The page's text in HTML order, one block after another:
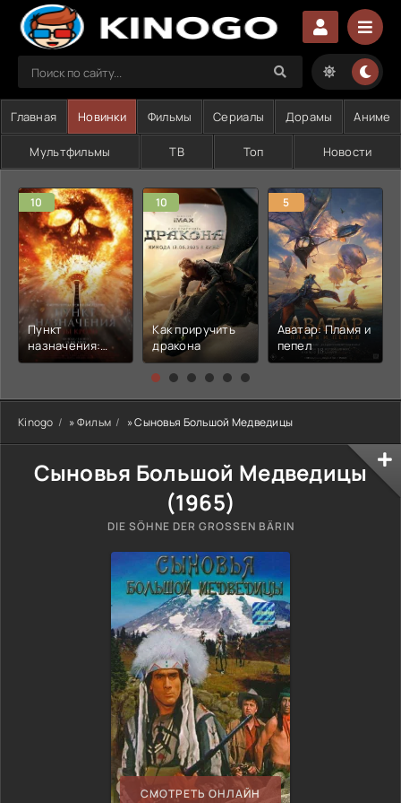
Главная Новинки Фильмы Сериалы Дорамы Аниме
Мультфильмы ТВ Топ Новости
10
Пункт
назначения:
Узы крови
10
Как приручить
дракона
5
Аватар: Пламя и
пепел
Kinogo »Фильм » Сыновья Большой Медведицы
Сыновья Большой Медведицы
(1965)
DIE SÖHNE DER GROSSEN BÄRIN
СМОТРЕТЬ ОНЛАЙН